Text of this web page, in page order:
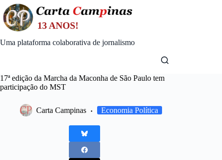
Skip
to
content
Uma plataforma colaborativa de jornalismo
17ª edição da Marcha da Maconha de São Paulo tem
participação do MST
Carta Campinas Economia Política